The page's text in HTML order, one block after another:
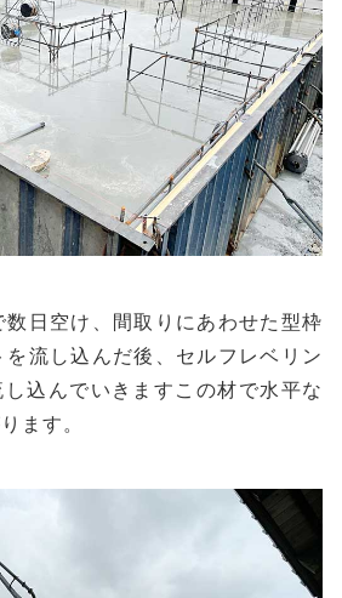
日空け、間取りにあわせた型枠
流し込んだ後、セルフレベリン
込んでいきますこの材で水平な
ます。